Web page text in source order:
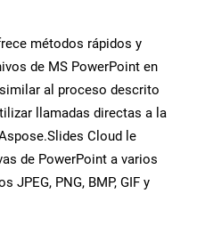
métodos rápidos y
de MS PowerPoint en
al proceso descrito
llamadas directas a la
Cloud le
de PowerPoint a varios
JPEG, PNG, BMP, GIF y